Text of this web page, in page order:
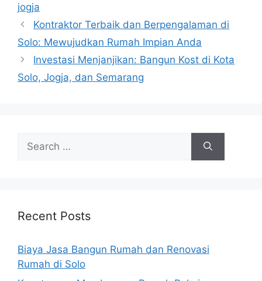
jogja
Kontraktor Terbaik dan Berpengalaman di
Solo: Mewujudkan Rumah Impian Anda
Investasi Menjanjikan: Bangun Kost di Kota
Solo, Jogja, dan Semarang
for:
Recent Posts
Biaya Jasa Bangun Rumah dan Renovasi
Rumah di Solo